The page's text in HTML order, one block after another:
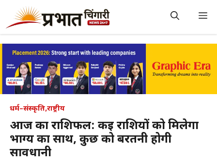
content
धर्म–संस्कृति,राष्ट्रीय
आज का राशिफल: कई राशियों को मिलेगा
भाग्य का साथ, कुछ को बरतनी होगी
सावधानी